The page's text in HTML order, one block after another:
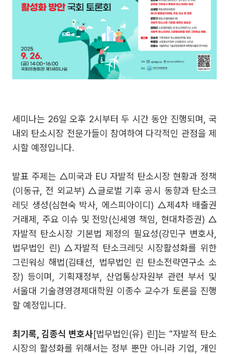
​세미나는 26일 오후 2시부터 두 시간 동안 진행되며, 국
내외 탄소시장 전문가들이 참여하여 다각적인 관점을 제
시할 예정입니다.
발표 주제는 △미국과 EU 자발적 탄소시장 현황과 정책
(이동규, 전 외교부) △글로벌 기후 공시 동향과 탄소크
레딧 생성(심현숙 박사, 에스피아이디) △제4차 배출권
거래제, 주요 이슈 및 전망(신세영 책임, 현대차증권) △
자발적 탄소시장 기본법 제정의 필요성(강민구 변호사,
법무법인 린) △자발적 탄소크레딧 시장활성화를 위한
그린워싱 해법(김태선, 법무법인 린 탄소전략연구소 소
장) 등이며, 기획재정부, 산업통상자원부 관련 부서 및
서울대 기술경영경제대학원 이종수 교수가 토론을 진행
할 예정입니다.
최기록, 김종식 변호사[법무법인(유) 린]는 "자발적 탄소
시장의 활성화를 위해서는 정부 뿐만 아니라 기업, 개인